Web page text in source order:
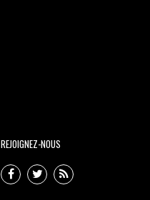
REJOIGNEZ-NOUS